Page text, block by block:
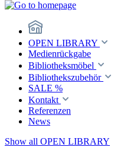
OPEN LIBRARY
Medienrückgabe
Bibliotheksmöbel
Bibliothekszubehör
SALE %
Kontakt
Referenzen
News
Show all OPEN LIBRARY